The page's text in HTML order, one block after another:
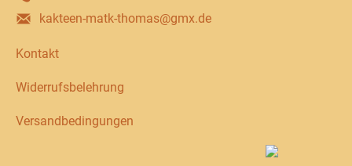
kakteen-matk-thomas@gmx.de
Kontakt
Widerrufsbelehrung
Versandbedingungen